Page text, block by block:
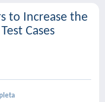
to Increase the
Cases